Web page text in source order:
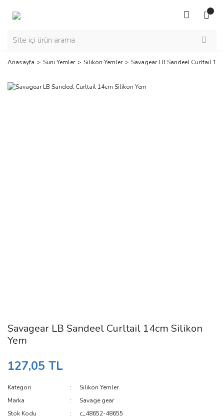
Anasayfa Suni Yemler Silikon Yemler Savagear LB Sandeel Curltail
Savagear LB Sandeel Curltail 14cm Silikon
Yem
127,05 TL
Kategori
Silikon Yemler
Marka
Savage gear
Stok Kodu
c_48652-48655